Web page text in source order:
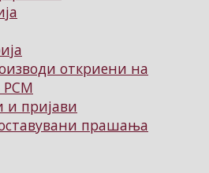
откриени на
РСМ
и пријави
прашања